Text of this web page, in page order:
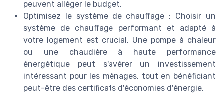
peuvent alléger le budget.
Optimisez le système de chauffage : Choisir un
système de chauffage performant et adapté à
votre logement est crucial. Une pompe à chaleur
ou une chaudière à haute performance
énergétique peut s'avérer un investissement
intéressant pour les ménages, tout en bénéficiant
peut-être des certificats d'économies d'énergie.